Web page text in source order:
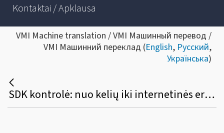
Kontaktai / Apklausa
VMI Machine translation / VMI Машинный перевод /
VMI Машинний переклад (English, Русский,
Українська)
SDK kontrolė: nuo kelių iki internetinės erdvės